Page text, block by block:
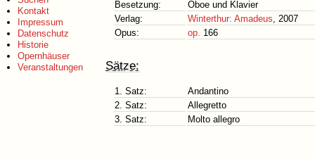
Kontakt
Impressum
Datenschutz
Historie
Opernhäuser
Veranstaltungen
Besetzung:
Oboe und Klavier
Verlag:
Winterthur: Amadeus, 2007
Opus:
op. 166
Sätze:
1. Satz:
Andantino
2. Satz:
Allegretto
3. Satz:
Molto allegro